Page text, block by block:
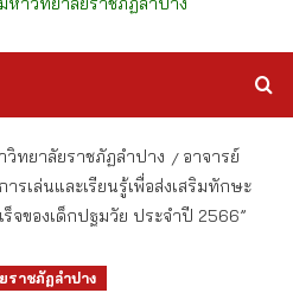
ทยาลัยราชภัฏลำปาง
อาจารย์
รเล่นและเรียนรู้เพื่อส่งเสริมทักษะ
ร็จของเด็กปฐมวัย ประจำปี 2566”
ราชภัฏลำปาง